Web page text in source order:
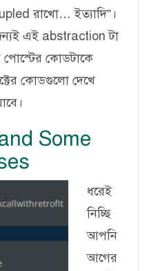
রাখো… ইত্যাদি”।
এই abstraction টা
পোস্টের কোডটাকে
কোডগুলো দেখে
Some
ধরেই
নিচ্ছি
আপনি
আগের